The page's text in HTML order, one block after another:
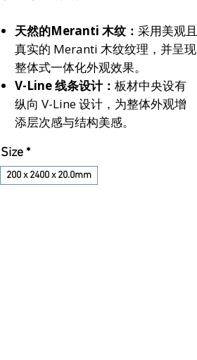
天然的Meranti 木纹： 采用美观且
真实的 Meranti 木纹纹理，并呈现
整体式一体化外观效果。
V-Line 线条设计： 板材中央设有
纵向 V-Line 设计，为整体外观增
添层次感与结构美感。
Size *
200 x 2400 x 20.0mm